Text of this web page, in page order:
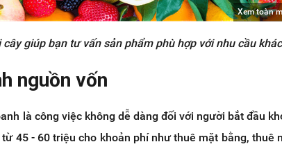
Xem toàn
giúp bạn tư vấn sản phẩm phù hợp với nhu cầu
nguồn vốn
là công việc không dễ dàng đối với người bắt đầu
45 - 60 triệu cho khoản phí như thuê mặt bằng, thuê